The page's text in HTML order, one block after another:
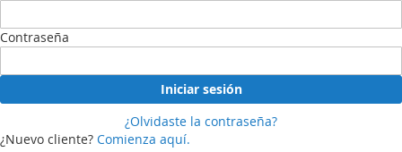
Contraseña
Iniciar sesión
¿Olvidaste la contraseña?
¿Nuevo cliente? Comienza aquí.